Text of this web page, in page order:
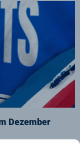
Dezember